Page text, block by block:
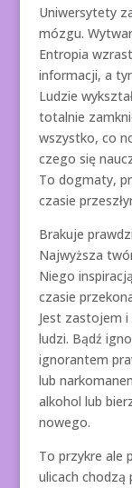
Uniwersytety
mózgu.
Entropia
informacji, a
Ludzie
totalnie
wszystko, co
czego się
To dogmaty,
czasie
Brakuje
Najwyższa
Niego
czasie
Jest zastojem i
ludzi. Bądź
ignorantem
lub
alkohol lub
nowego.
To przykre ale
ulicach